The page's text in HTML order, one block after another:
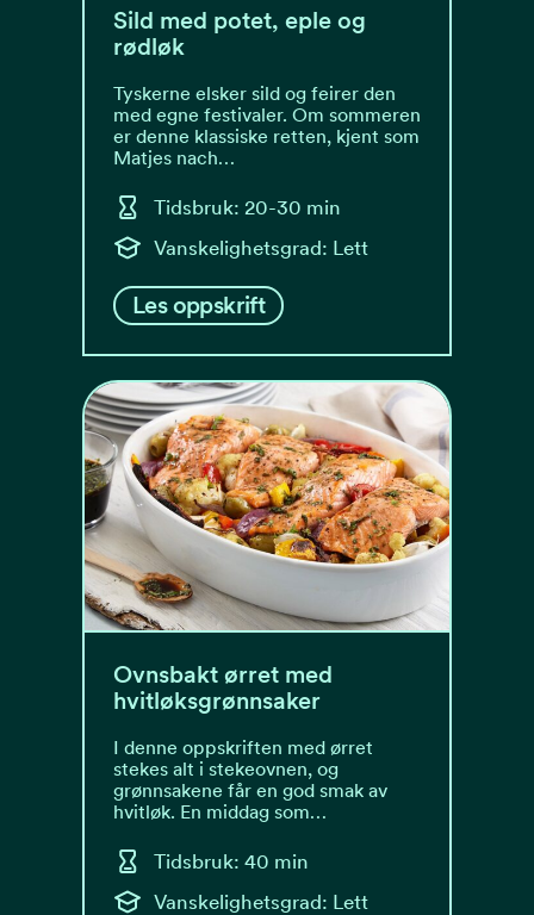
Sild med potet, eple og
rødløk
Tyskerne elsker sild og feirer den
med egne festivaler. Om sommeren
er denne klassiske retten, kjent som
Matjes nach…
Tidsbruk: 20-30 min
Vanskelighetsgrad: Lett
Les oppskrift
Ovnsbakt ørret med
hvitløksgrønnsaker
I denne oppskriften med ørret
stekes alt i stekeovnen, og
grønnsakene får en god smak av
hvitløk. En middag som…
Tidsbruk: 40 min
Vanskelighetsgrad: Lett